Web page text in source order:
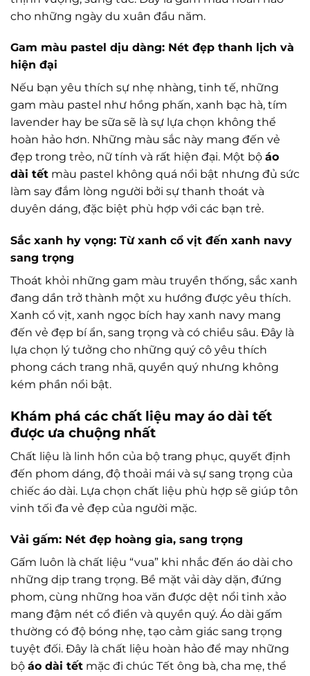
cho những ngày du xuân đầu năm.
Gam màu pastel dịu dàng: Nét đẹp thanh lịch và
hiện đại
Nếu bạn yêu thích sự nhẹ nhàng, tinh tế, những
gam màu pastel như hồng phấn, xanh bạc hà, tím
lavender hay be sữa sẽ là sự lựa chọn không thể
hoàn hảo hơn. Những màu sắc này mang đến vẻ
đẹp trong trẻo, nữ tính và rất hiện đại. Một bộ áo
dài tết màu pastel không quá nổi bật nhưng đủ sức
làm say đắm lòng người bởi sự thanh thoát và
duyên dáng, đặc biệt phù hợp với các bạn trẻ.
Sắc xanh hy vọng: Từ xanh cổ vịt đến xanh navy
sang trọng
Thoát khỏi những gam màu truyền thống, sắc xanh
đang dần trở thành một xu hướng được yêu thích.
Xanh cổ vịt, xanh ngọc bích hay xanh navy mang
đến vẻ đẹp bí ẩn, sang trọng và có chiều sâu. Đây là
lựa chọn lý tưởng cho những quý cô yêu thích
phong cách trang nhã, quyền quý nhưng không
kém phần nổi bật.
Khám phá các chất liệu may áo dài tết
được ưa chuộng nhất
Chất liệu là linh hồn của bộ trang phục, quyết định
đến phom dáng, độ thoải mái và sự sang trọng của
chiếc áo dài. Lựa chọn chất liệu phù hợp sẽ giúp tôn
vinh tối đa vẻ đẹp của người mặc.
Vải gấm: Nét đẹp hoàng gia, sang trọng
Gấm luôn là chất liệu “vua” khi nhắc đến áo dài cho
những dịp trang trọng. Bề mặt vải dày dặn, đứng
phom, cùng những hoa văn được dệt nổi tinh xảo
mang đậm nét cổ điển và quyền quý. Áo dài gấm
thường có độ bóng nhẹ, tạo cảm giác sang trọng
tuyệt đối. Đây là chất liệu hoàn hảo để may những
bộ áo dài tết mặc đi chúc Tết ông bà, cha mẹ, thể